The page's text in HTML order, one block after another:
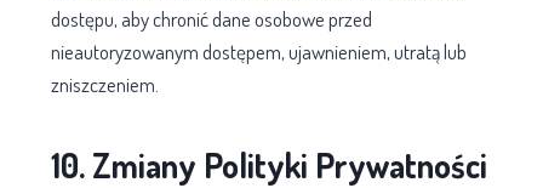
dostępu, aby chronić dane osobowe przed
nieautoryzowanym dostępem, ujawnieniem, utratą lub
zniszczeniem.
10. Zmiany Polityki Prywatności